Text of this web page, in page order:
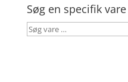
Søg en specifik vare
Søg